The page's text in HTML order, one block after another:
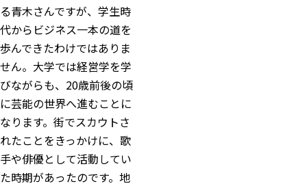
る青木さんですが、学生時
代からビジネス一本の道を
歩んできたわけではありま
せん。大学では経営学を学
びながらも、20歳前後の頃
に芸能の世界へ進むことに
なります。街でスカウトさ
れたことをきっかけに、歌
手や俳優として活動してい
た時期があったのです。地